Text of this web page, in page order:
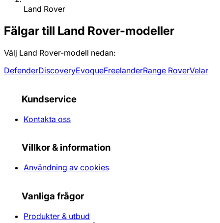
Land Rover
Fälgar till Land Rover-modeller
Välj Land Rover-modell nedan:
DefenderDiscoveryEvoqueFreelanderRange RoverVelar
Kundservice
Kontakta oss
Villkor & information
Användning av cookies
Vanliga frågor
Produkter & utbud